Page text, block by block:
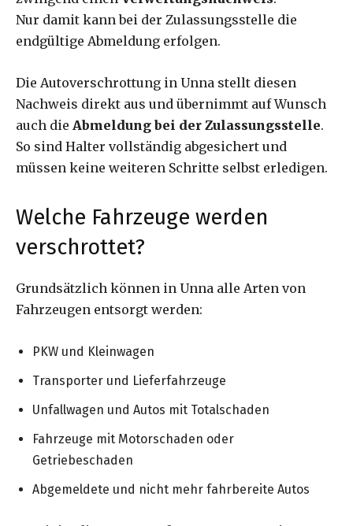
Nur damit kann bei der Zulassungsstelle die
endgültige Abmeldung erfolgen.
Die Autoverschrottung in Unna stellt diesen
Nachweis direkt aus und übernimmt auf Wunsch
auch die Abmeldung bei der Zulassungsstelle.
So sind Halter vollständig abgesichert und
müssen keine weiteren Schritte selbst erledigen.
Welche Fahrzeuge werden
verschrottet?
Grundsätzlich können in Unna alle Arten von
Fahrzeugen entsorgt werden:
PKW und Kleinwagen
Transporter und Lieferfahrzeuge
Unfallwagen und Autos mit Totalschaden
Fahrzeuge mit Motorschaden oder
Getriebeschaden
Abgemeldete und nicht mehr fahrbereite Autos